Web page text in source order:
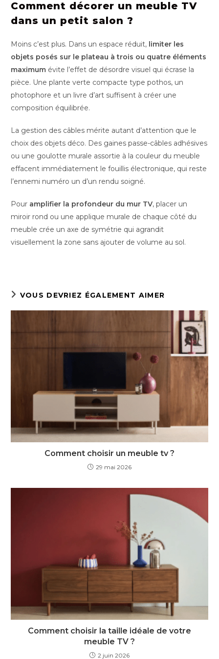
Comment décorer un meuble TV
dans un petit salon ?
Moins c’est plus. Dans un espace réduit, limiter les
objets posés sur le plateau à trois ou quatre éléments
maximum évite l’effet de désordre visuel qui écrase la
pièce. Une plante verte compacte type pothos, un
photophore et un livre d’art suffisent à créer une
composition équilibrée.
La gestion des câbles mérite autant d’attention que le
choix des objets déco. Des gaines passe-câbles adhésives
ou une goulotte murale assortie à la couleur du meuble
effacent immédiatement le fouillis électronique, qui reste
l’ennemi numéro un d’un rendu soigné.
Pour amplifier la profondeur du mur TV, placer un
miroir rond ou une applique murale de chaque côté du
meuble crée un axe de symétrie qui agrandit
visuellement la zone sans ajouter de volume au sol.
VOUS DEVRIEZ ÉGALEMENT AIMER
Comment choisir un meuble tv ?
29 mai 2026
Comment choisir la taille idéale de votre
meuble TV ?
2 juin 2026